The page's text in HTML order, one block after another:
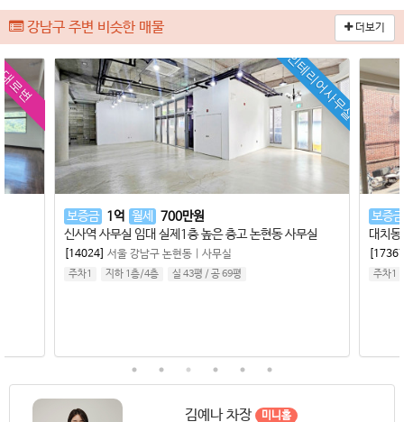
더보기
강남구 주변 비슷한 매물
로변 인테리어사무실
보증금 1 억 월세 700만원
신사역 사무실 임대 실제1층 높은 층고 논현동 사무실
[14024] 서울 강남구 논현동 사무실
주차1 지하 1층/4층 실 43평 / 공 69평
보증금
대치
주차1
김예나 차장 미니홈